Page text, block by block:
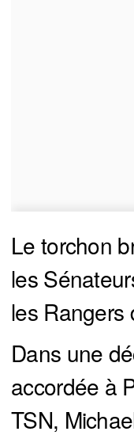
Le torchon
les
les Rangers
Dans une
accordée à
TSN,